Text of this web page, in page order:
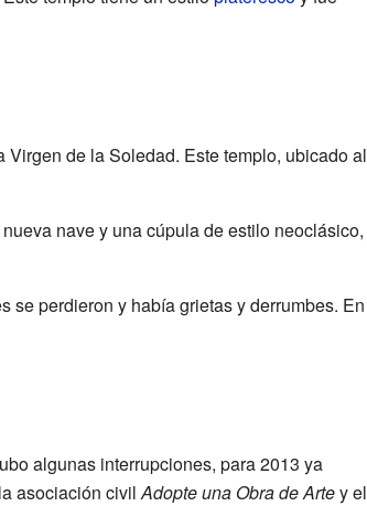
de la Soledad. Este templo, ubicado al
nave y una cúpula de estilo neoclásico,
se perdieron y había grietas y derrumbes. En
algunas interrupciones, para 2013 ya
asociación civilAdopte una Obra de Artey el